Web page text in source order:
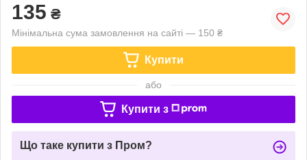
135 ₴
Мінімальна сума замовлення на сайті — 150 ₴
Купити
або
Купити з
Що таке купити з Пром?